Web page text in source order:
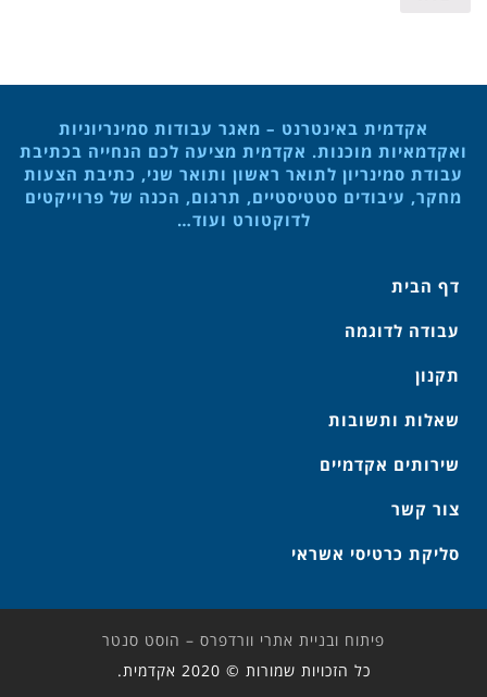
אקדמית באינטרנט – מאגר עבודות סמינריוניות
ואקדמאיות מוכנות. אקדמית מציעה לכם הנחייה בכתיבת
עבודת סמינריון לתואר ראשון ותואר שני, כתיבת הצעות
מחקר, עיבודים סטטיסטיים, תרגום, הכנה של פרוייקטים
לדוקטורט ועוד…
דף הבית
עבודה לדוגמה
תקנון
שאלות ותשובות
שירותים אקדמיים
צור קשר
סליקת כרטיסי אשראי
פיתוח ובניית אתרי וורדפרס – הוסט סנטר
כל הזכויות שמורות © 2020 אקדמית.